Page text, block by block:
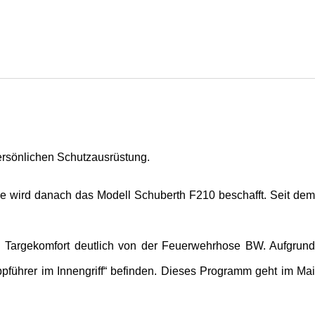
Schutzausrüstung.
wird danach das Modell Schuberth F210 beschafft. Seit dem
deutlich von der Feuerwehrhose BW. Aufgrund
im Innengriff“ befinden. Dieses Programm geht im Mai